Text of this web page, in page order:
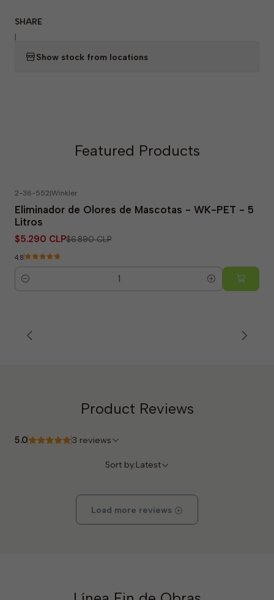
SHARE
|
Show stock from locations
Featured Products
2-36-552|Winkler
Eliminador de Olores de Mascotas - WK-PET - 5
Litros
$5.290 CLP$6.890 CLP
4.8
Quantity
Product Reviews
5.0 3 reviews
Sort by:Latest
Load more reviews